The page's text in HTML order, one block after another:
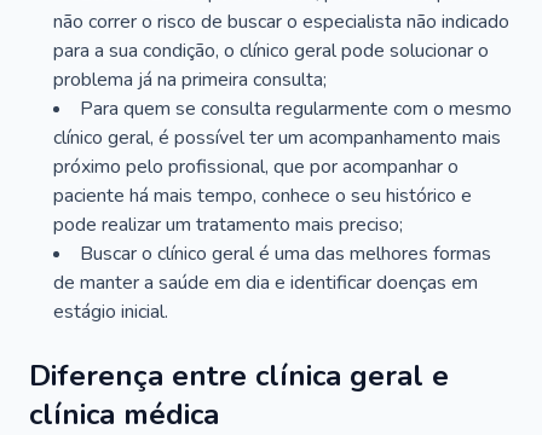
não correr o risco de buscar o especialista não indicado
para a sua condição, o clínico geral pode solucionar o
problema já na primeira consulta;
Para quem se consulta regularmente com o mesmo
clínico geral, é possível ter um acompanhamento mais
próximo pelo profissional, que por acompanhar o
paciente há mais tempo, conhece o seu histórico e
pode realizar um tratamento mais preciso;
Buscar o clínico geral é uma das melhores formas
de manter a saúde em dia e identificar doenças em
estágio inicial.
Diferença entre clínica geral e
clínica médica